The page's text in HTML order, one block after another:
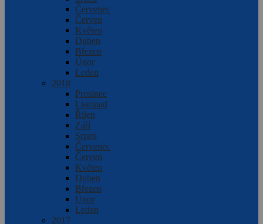
Červenec
Červen
Květen
Duben
Březen
Únor
Leden
2018
Prosinec
Listopad
Říjen
Září
Srpen
Červenec
Červen
Květen
Duben
Březen
Únor
Leden
2017